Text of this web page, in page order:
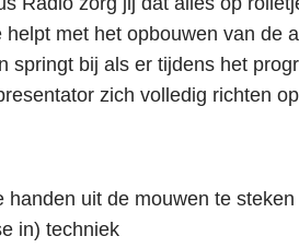
met het opbouwen van de
springt bij als er tijdens het
zich volledig richten
handen uit de mouwen te steken
in) techniek